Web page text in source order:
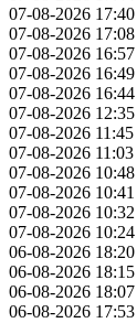
07-08-2026 17:40
07-08-2026 17:08
07-08-2026 16:57
07-08-2026 16:49
07-08-2026 16:44
07-08-2026 12:35
07-08-2026 11:45
07-08-2026 11:03
07-08-2026 10:48
07-08-2026 10:41
07-08-2026 10:32
07-08-2026 10:24
06-08-2026 18:20
06-08-2026 18:15
06-08-2026 18:07
06-08-2026 17:53